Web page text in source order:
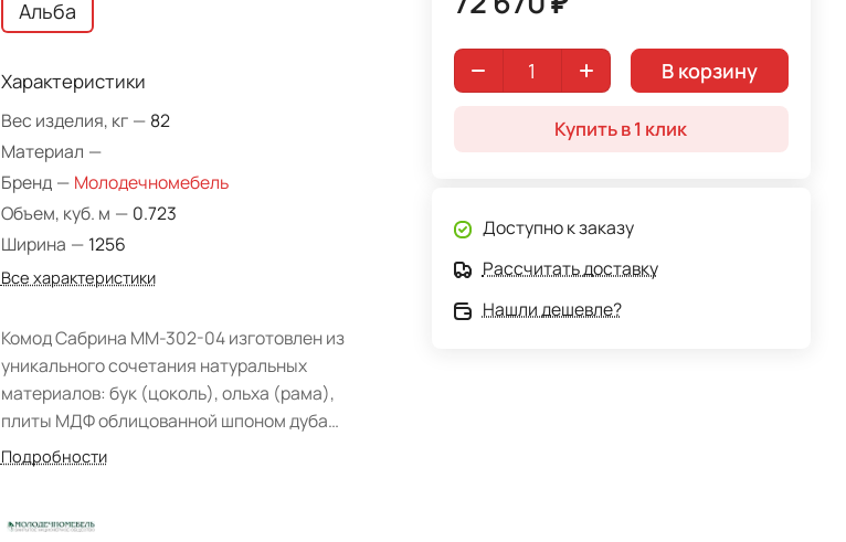
Альба
Характеристики
Вес изделия, кг — 82
Материал —
Бренд — Молодечномебель
Объем, куб. м — 0.723
Ширина — 1256
Все характеристики
Комод Сабрина ММ-302-04 изготовлен из
уникального сочетания натуральных
материалов: бук (цоколь), ольха (рама),
плиты МДФ облицованной шпоном дуба
(фасад), шпоном бука (крышка, стенки
которой придают оригинальные декоративный
Подробности
В корзину
Купить в 1 клик
Доступно к заказу
Рассчитать доставку
Нашли дешевле?